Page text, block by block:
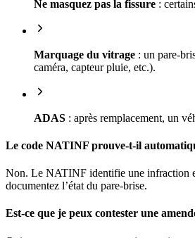
Ne masquez pas la fissure :
Marquage du vitrage : un pare-
caméra, capteur pluie, etc.).
ADAS : après remplacement, un
Le code NATINF prouve-t-il
Non. Le NATINF identifie une infraction
documentez l’état du pare-brise.
Est-ce que je peux contester une